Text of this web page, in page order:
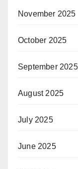
November 2025
October 2025
September 2025
August 2025
July 2025
June 2025